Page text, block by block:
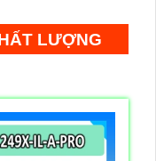
LƯỢNG